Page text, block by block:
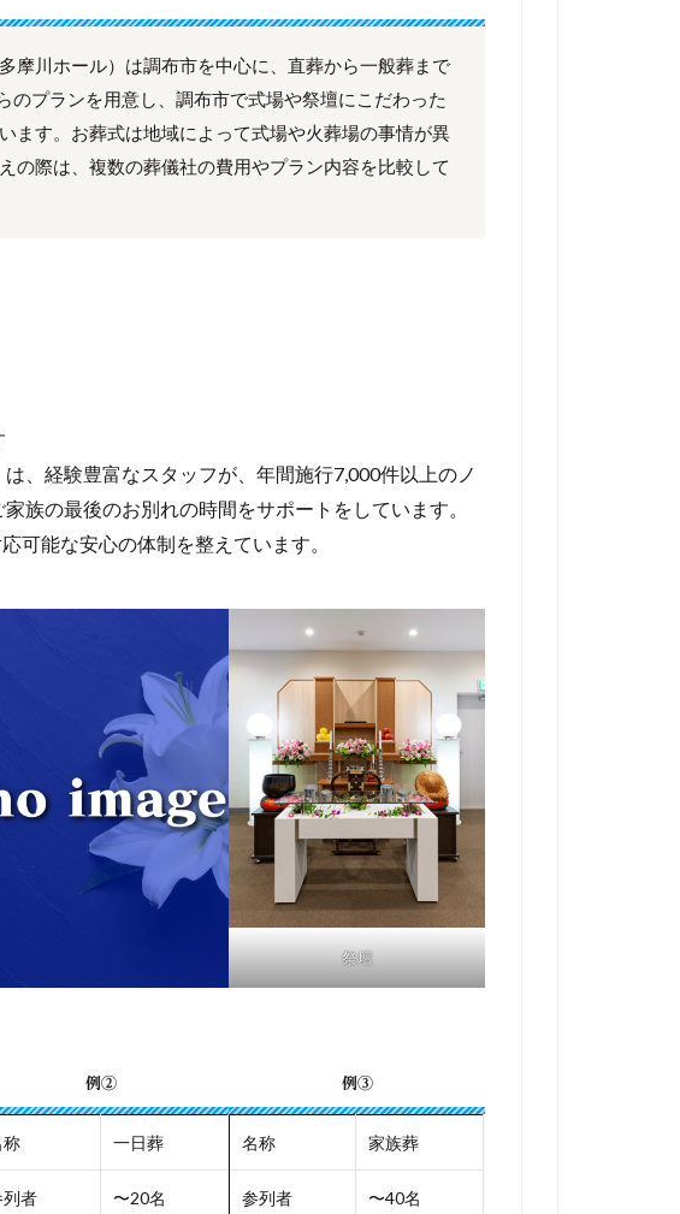
川ホール）は調布市を中心に、直葬から一般葬まで
のプランを用意し、調布市で式場や祭壇にこだわった
ます。お葬式は地域によって式場や火葬場の事情が異
の際は、複数の葬儀社の費用やプラン内容を比較して
、経験豊富なスタッフが、年間施行7,000件以上のノ
族の最後のお別れの時間をサポートをしています。
可能な安心の体制を整えています。
祭壇
例②
称 一日葬
列者 〜20名
例③
名称 家族葬
参列者 〜40名